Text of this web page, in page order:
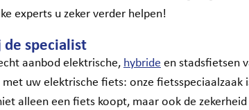
experts u zeker verder helpen!
specialist
aanbod elektrische, hybride en stadsfietsen
uw elektrische fiets: onze fietsspeciaalzaak
alleen een fiets koopt, maar ook de